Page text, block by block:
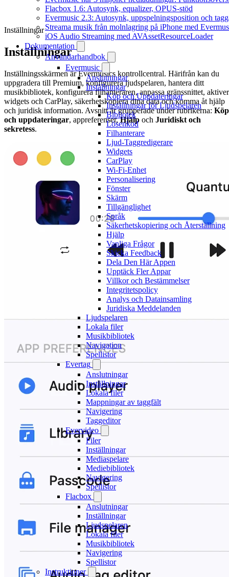
Flacbox 1.6: Autosynk, equalizer, OPUS-stöd
Evermusic 2.3: Autosynk, uppspelningsposition och
Streama musik från molnlagring på iPhone med
iOS Audio Streaming med AVAssetResourceLoader
Dokumentation
Användarhandbok
Evermusic
Anslutningar
Inställningar
Köp och Uppdateringar
Inställningar för Ljudspelaren
Bibliotek
Lösenkod
Filhanterare
Ljud-Taggredigerare
Widgets
CarPlay
Wi-Fi-Enhet
Personalisering
Fönster
Skärm
Tillgänglighet
Språk
Säkerhetskopiering och Återställning
Hjälp
Vanliga Frågor
Skicka Feedback
Dela Den Här Appen
Upptäck Fler Appar
Villkor och Bestämmelser
Integritetspolicy
Analys och Datainsamling
Juridiska Meddelanden
Ljudspelaren
Lokala filer
Musikbibliotek
Navigation
Spellistor
Evertag
Anslutningar
Inställningar
Lokala filer
Mappningar av taggfält
Navigering
Taggeditor
Evervideo
Filer
Inställningar
Mediaspelare
Mediebibliotek
Navigering
Spellistor
Flacbox
Anslutningar
Inställningar
Ljudspelaren
Lokala filer
Musikbibliotek
Navigering
Spellistor
Instruktioner
Inställningar
Inställningar
Inställningsskärmen är Evermusics kontrollcentral. Härifrån kan du
uppgradera till Premium, konfigurera ljudspelaren, hantera ditt
musikbibliotek, konfigurera filhanteraren, anpassa gränssnittet,
widgets och CarPlay, säkerhetskopiera dina data och komma åt hjälp
och juridisk information. Avsnitt är grupperade under rubrikerna: Köp
och uppdateringar, appreferenser,Hjälp och Juridiskt och
sekretess.